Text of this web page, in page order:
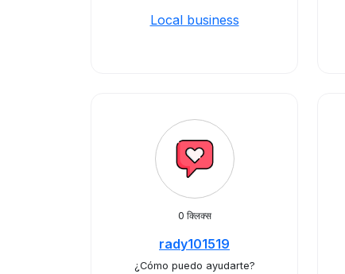
Local business
0 क्लिक्स
rady101519
¿Cómo puedo ayudarte?